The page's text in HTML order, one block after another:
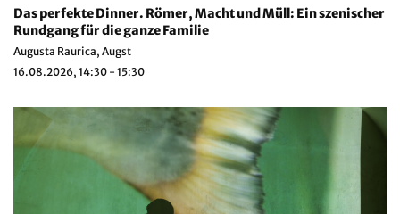
Das perfekte Dinner. Römer, Macht und Müll: Ein szenischer
Rundgang für die ganze Familie
Augusta Raurica, Augst
16.08.2026, 14:30 - 15:30